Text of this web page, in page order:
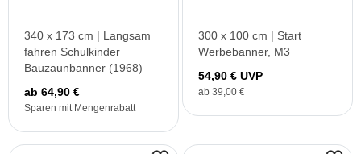
340 x 173 cm | Langsam
fahren Schulkinder
Bauzaunbanner (1968)
ab 64,90 €
Sparen mit Mengenrabatt
300 x 100 cm | Start
Werbebanner, M3
54,90 € UVP
ab 39,00 €